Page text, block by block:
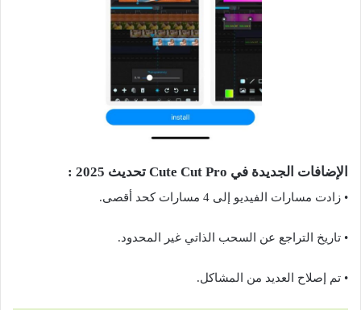
الإضافات الجديدة في Cute Cut Pro تحديث 2025 :
• زادت مسارات الفيديو إلى 4 مسارات كحد أقصى.
• تاريخ التراجع عن السحب الذاتي غير المحدود.
• تم إصلاح العديد من المشاكل.